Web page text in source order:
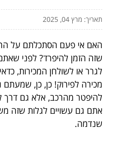
תאריך: מרץ 04, 2025
האם אי פעם הסתכלתם על
שזה הזמן להיפרד? לפני
לגרר או לשולחן המכירות,
מכירה לפירוק! כן, כן, שמעתם
להיפטר מהרכב, אלא גם דרך
אתם גם עשויים לגלות שזה
שנדמה.